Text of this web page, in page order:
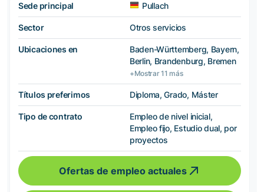
Sede principal Pullach
Sector Otros servicios
Ubicaciones en
Baden-Württemberg, Bayern,
Berlin, Brandenburg, Bremen
+Mostrar 11 más
Títulos preferimos Diploma, Grado, Máster
Tipo de contrato
Empleo de nivel inicial,
Empleo fijo, Estudio dual, por
proyectos
Ofertas de empleo actuales